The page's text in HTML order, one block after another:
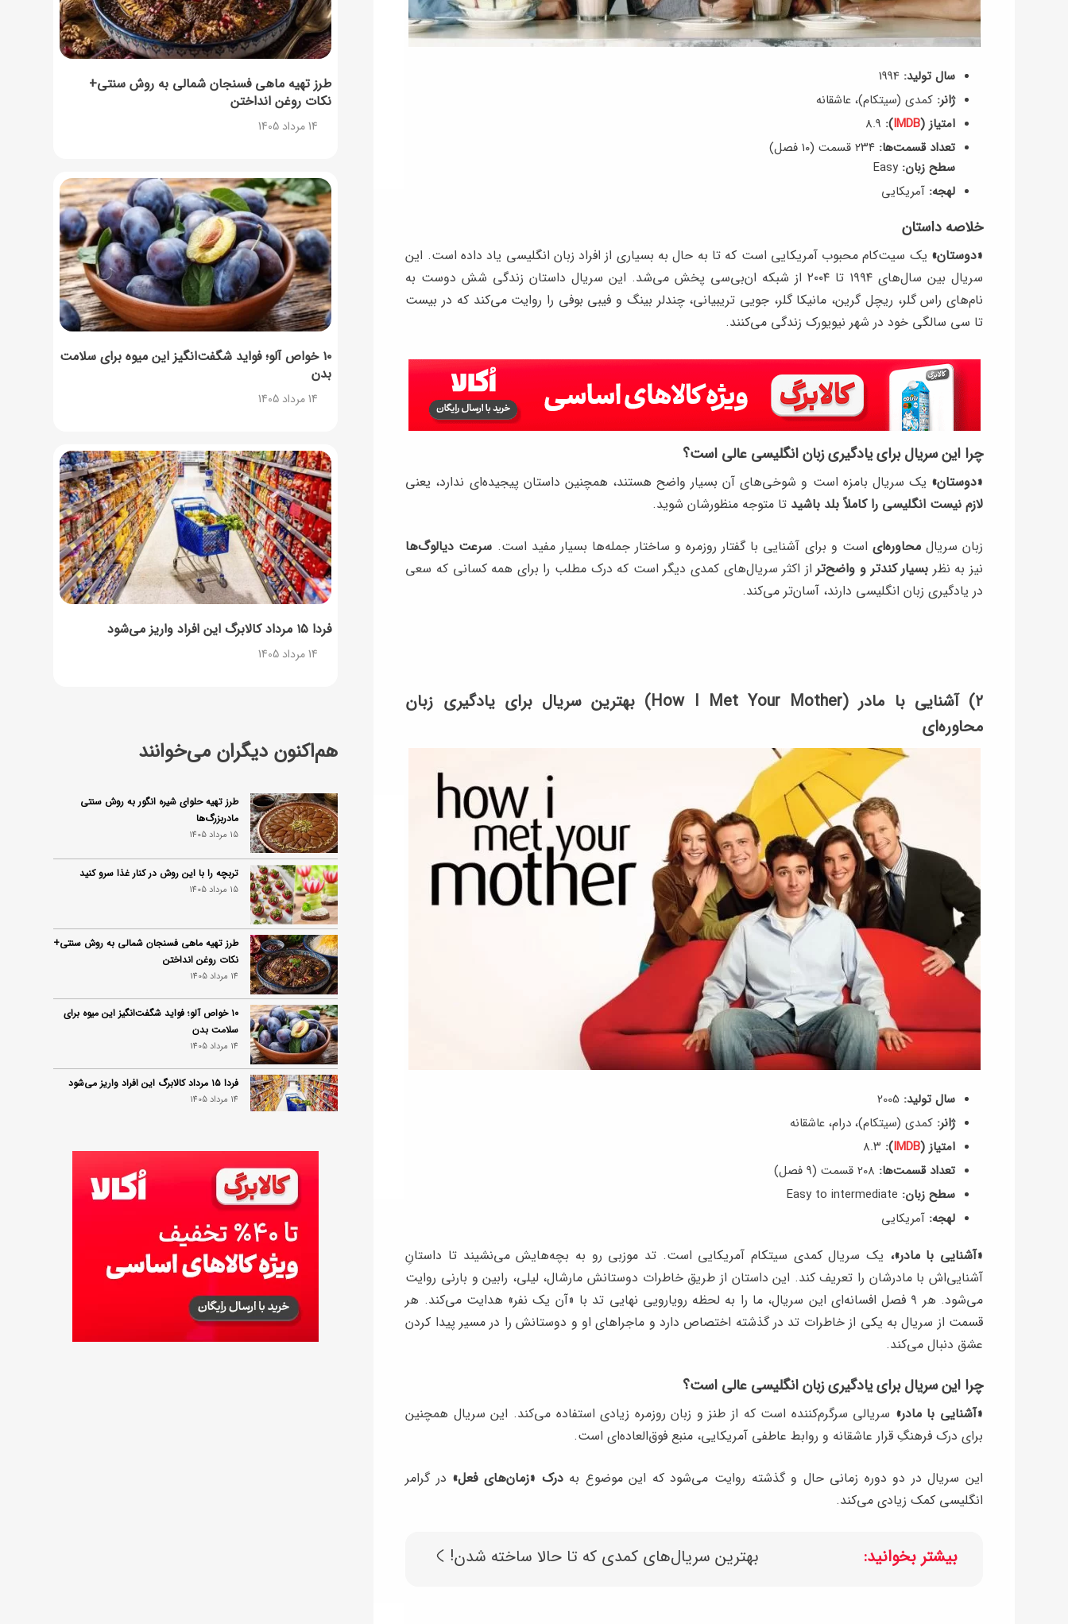
سال تولید:
ژانر: کمدی (سیتکام)، عاشقانه
امتیاز (IMDB
):
تعداد قسمت‌ها: ۲۳۴ قسمت (۱۰ فصل)
سطح زبان:
لهجه: آمریکایی
خلاصه داستان
«دوستان» یک سیت‌کام محبوب آمریکایی است که تا به حال به بسیاری از افراد زبان انگلیسی یاد داده است. این
سریال بین سال‌های ۱۹۹۴ تا ۲۰۰۴ از شبکه ان‌بی‌سی پخش می‌شد. این سریال داستان زندگی شش دوست به
نام‌های راس گلر، ریچل گرین، مانیکا گلر، جویی تریبیانی، چندلر بینگ و فیبی بوفی را روایت می‌کند که در بیست
تا سی سالگی خود در شهر نیویورک زندگی می‌کنند.
چرا این سریال برای یادگیری زبان انگلیسی عالی است؟
«دوستان» یک سریال بامزه است و شوخی‌های آن بسیار واضح هستند، همچنین داستان پیجیده‌ای ندارد، یعنی
لازم نیست انگلیسی را کاملاً بلد باشید تا متوجه منظورشان شوید.
زبان سریالمحاوره‌ای است و برای آشنایی با گفتار روزمره و ساختار جمله‌ها بسیار مفید است. سرعت دیالوگ‌ها
نیز به نظر بسیار کندتر و واضح‌تراز اکثر سریال‌های کمدی دیگر است که درک مطلب را برای همه‌ کسانی که سعی
در یادگیری زبان انگلیسی دارند، آسان‌تر می‌کند.
۲) آشنایی با مادر (How I Met Your Mother) بهترین سریال برای یادگیری زبان
محاوره‎‌ای
سال تولید:
ژانر: کمدی (سیتکام)، درام، عاشقانه
امتیاز (IMDB
):
تعداد قسمت‌ها:
سطح زبان:
لهجه: آمریکایی
«آشنایی با مادر»، یک سریال کمدی سیتکام آمریکایی است. تد موزبی رو به بچه‌هایش می‌نشیند تا داستانِ
آشنایی‌اش با مادرشان را تعریف کند. این داستان از طریق خاطرات دوستانش مارشال، لیلی، رابین و بارنی روایت
می‌شود. هر ۹ فصل افسانه‌ای این سریال، ما را به لحظه‌ رویارویی نهایی تد با «آن یک نفر» هدایت می‌کند. هر
قسمت از سریال به یکی از خاطرات تد در گذشته اختصاص دارد و ماجراهای او و دوستانش را در مسیر پیدا کردن
عشق دنبال می‌کند.
چرا این سریال برای یادگیری زبان انگلیسی عالی است؟
«آشنایی با مادر» سریالی سرگرم‌کننده است که از طنز و زبان روزمره زیادی استفاده می‌کند. این سریال همچنین
برای درک فرهنگِ قرار عاشقانه و روابط عاطفی آمریکایی، منبع فوق‌العاده‌ای است.
این سریال در دو دوره زمانی حال و گذشته روایت می‌شود که این موضوع به درک «زمان‌های فعل» در گرامر
انگلیسی کمک زیادی می‌کند.
بیشتر بخوانید: بهترین‌ سریال‌های کمدی که تا حالا ساخته شدن!
طرز تهیه ماهی فسنجان شمالی به روش سنتی+
نکات روغن انداختن
14 مرداد 1405
۱۰ خواص آلو؛ فواید شگفت‌انگیز این میوه برای سلامت
بدن
14 مرداد 1405
فردا ۱۵ مرداد کالابرگ این افراد واریز می‌شود
14 مرداد 1405
هم‌اکنون دیگران می‌خوانند
طرز تهیه حلوای شیره انگور به روش سنتی
مادربزرگ‌ها
15 مرداد 1405
تربچه را با این روش در کنار غذا سرو کنید
15 مرداد 1405
طرز تهیه ماهی فسنجان شمالی به روش سنتی+
نکات روغن انداختن
14 مرداد 1405
۱۰ خواص آلو؛ فواید شگفت‌انگیز این میوه برای
سلامت بدن
14 مرداد 1405
فردا ۱۵ مرداد کالابرگ این افراد واریز می‌شود
14 مرداد 1405
زمان شارژ کالابرگ تغییر کرد؛ جزئیات برنامه
جدید واریز اعتبار در مرداد
14 مرداد 1405
توصیه‌های مهم برای دفع انواع حشرات در خانه
14 مرداد 1405
طرز تهیه آلبالو شور خانگی؛ خوش‌رنگ و بدون
کپک
14 مرداد 1405